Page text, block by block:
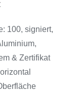
100, signiert,
& Zertifikat